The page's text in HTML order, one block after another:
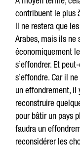
contribuent le plus
Il ne restera que
Arabes, mais ils
économiquement
s’effondrer. Et
s’effondre. Car il
un effondrement, il
reconstruire
pour bâtir un pays
faudra un
reconsidérer les